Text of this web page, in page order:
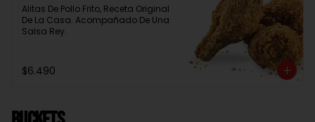
Alitas De Pollo Frito, Receta Original
De La Casa. Acompañado De Una
Salsa Rey.
$6.490